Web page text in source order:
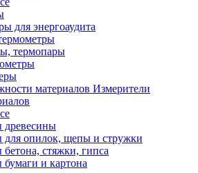
для энергоаудита
термопары
материалов Измерители
древесины
для опилок, щепы и стружки
стяжки, гипса
и картона